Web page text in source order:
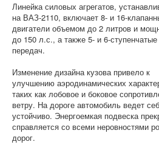
Линейка силовых агрегатов,
на ВАЗ-2110, включает 8- и 16-
двигатели объемом до 2 литров и
до 150 л.с., а также 5- и 6-ступенчатые
передач.
Изменение дизайна кузова привело к
улучшению аэродинамических
таких как лобовое и боковое
ветру. На дороге автомобиль ведет
устойчиво. Энергоемкая подвеска
справляется со всеми неровностями
дорог.